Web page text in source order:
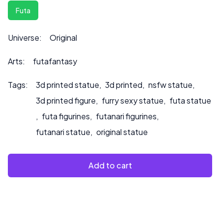
La hauteur peut être personnalisée sur demande, ce qui
peut également influencer le prix.
Veuillez nous contacter à ***
*** pour toute demande de personnalisation ou si vous
souhaitez que nous peignions le produit.
Futa
Universe: Original
Arts: futafantasy
Tags: 3d printed statue, 3d printed, nsfw statue,
3d printed figure, furry sexy statue, futa statue
, futa figurines, futanari figurines,
futanari statue, original statue
Add to cart